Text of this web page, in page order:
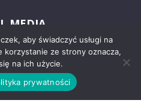
MEDIA
aby świadczyć usługi na
korzystanie ze strony oznacza,
na ich użycie.
prywatności